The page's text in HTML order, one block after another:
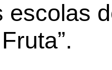
escolas